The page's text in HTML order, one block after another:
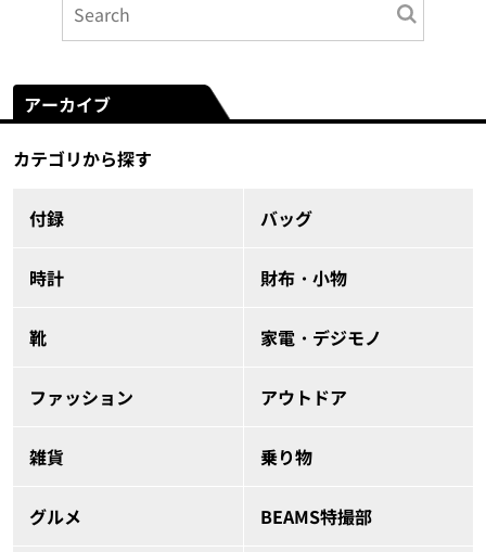
アーカイブ
カテゴリから探す
付録 バッグ
時計 財布・小物
靴 家電・デジモノ
ファッション アウトドア
雑貨 乗り物
グルメ BEAMS特撮部